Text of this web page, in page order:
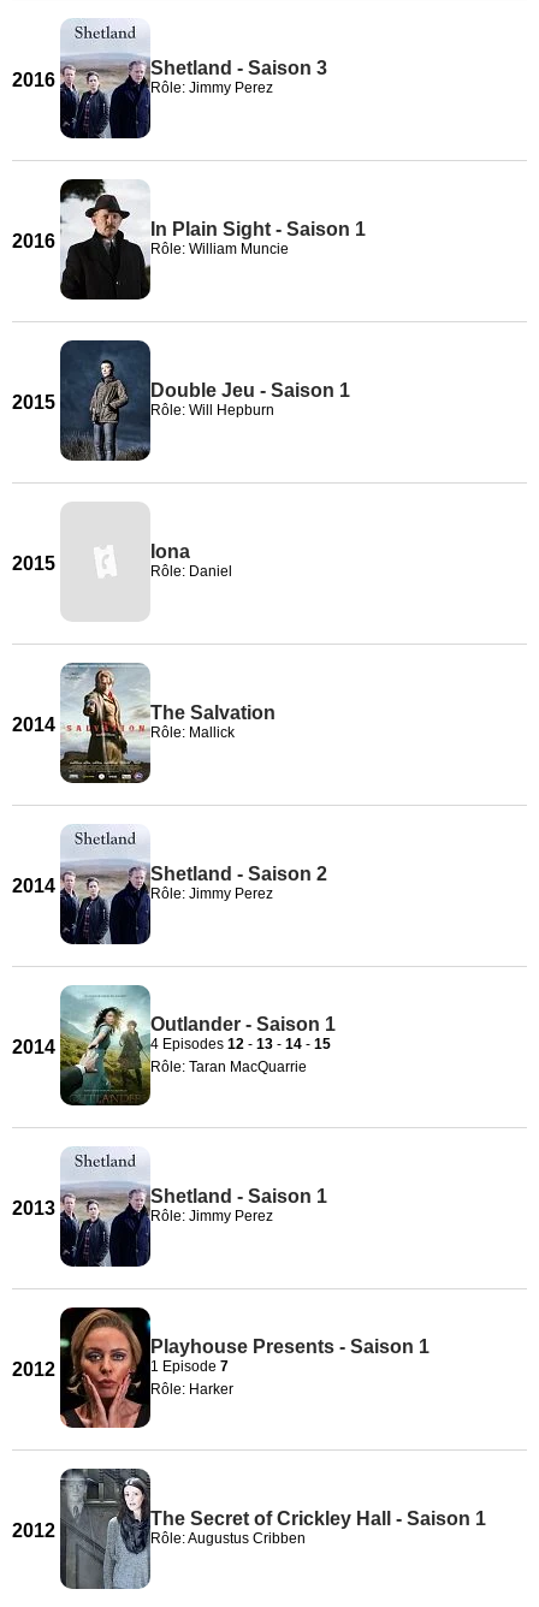
2016
Shetland - Saison 3
Rôle: Jimmy Perez
2016
In Plain Sight - Saison 1
Rôle: William Muncie
2015
Double Jeu - Saison 1
Rôle: Will Hepburn
2015
Iona
Rôle: Daniel
2014
The Salvation
Rôle: Mallick
2014
Shetland - Saison 2
Rôle: Jimmy Perez
2014
Outlander - Saison 1
4 Episodes 12 - 13 - 14 - 15
Rôle: Taran MacQuarrie
2013
Shetland - Saison 1
Rôle: Jimmy Perez
2012
Playhouse Presents - Saison 1
1 Episode 7
Rôle: Harker
2012
The Secret of Crickley Hall - Saison 1
Rôle: Augustus Cribben